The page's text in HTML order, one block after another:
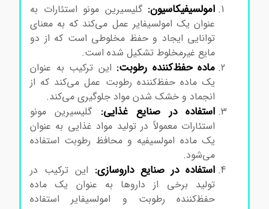
امولسیفیکاسیون:گلیسیرین مونو استئارات به
عنوان یک امولسیفایر عمل می‌کند که به معنای
توانایی ایجاد و حفظ مخلوطی است که از دو
مایع غیرمخلوط تشکیل شده است.
ماده حفظ‌کننده رطوبت:این ترکیب به عنوان
یک ماده حفظ‌کننده رطوبت عمل می‌کند که از
انجماد و خشک شدن مواد جلوگیری می‌کند.
استفاده در صنایع غذایی:گلیسیرین مونو
استئارات معمولاً در تولید مواد غذایی به عنوان
یک ماده امولسیفیه و محافظ رطوبت استفاده
می‌شود.
استفاده در صنایع داروسازی:این ترکیب در
تولید برخی از داروها به عنوان یک ماده
حفظ‌کننده رطوبت و امولسیفایر استفاده